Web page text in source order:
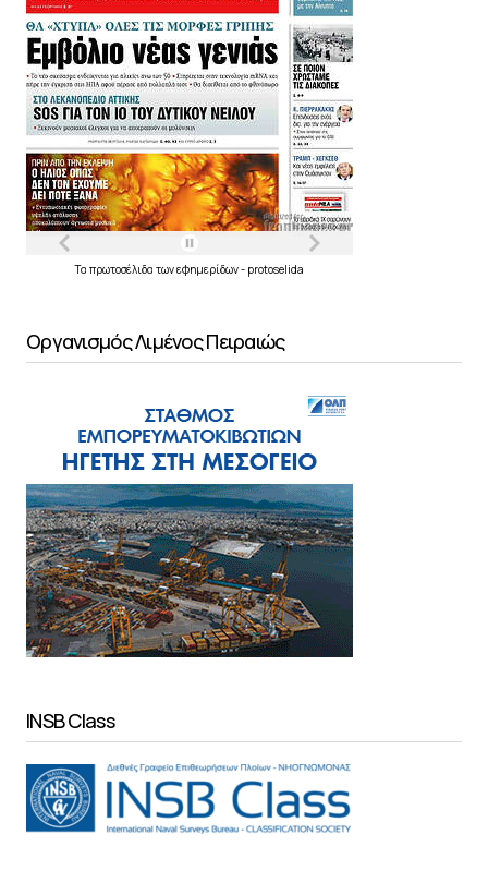
Τα πρωτοσέλιδα τωνεφημερίδων- protoselida
Οργανισμός Λιμένος Πειραιώς
INSB Class